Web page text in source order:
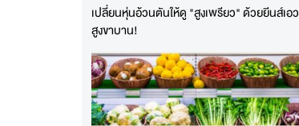
เปลี่ยนหุ่นอ้วนตันให้ดู "สูงเพรียว" ด้วยยีนส์เอว
สูงขาบาน!